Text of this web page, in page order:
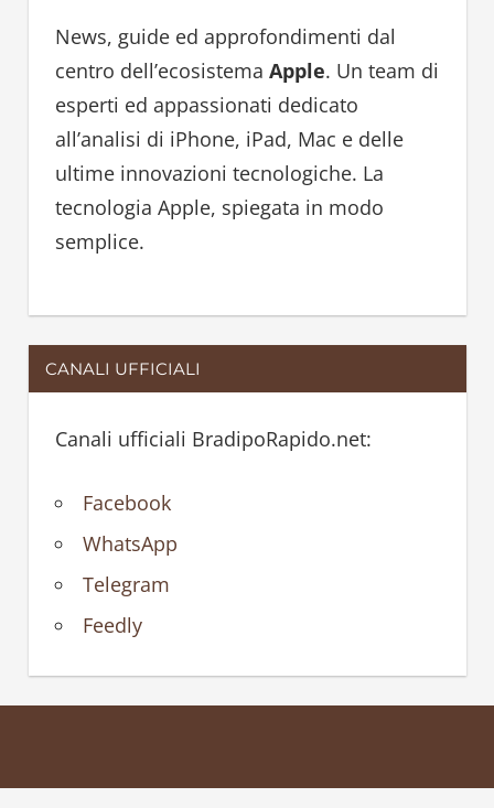
f
o
r
:
News, guide ed approfondimenti dal
centro dell’ecosistema Apple. Un team di
esperti ed appassionati dedicato
all’analisi di iPhone, iPad, Mac e delle
ultime innovazioni tecnologiche. La
tecnologia Apple, spiegata in modo
semplice.
CANALI UFFICIALI
Canali ufficiali BradipoRapido.net:
Facebook
WhatsApp
Telegram
Feedly